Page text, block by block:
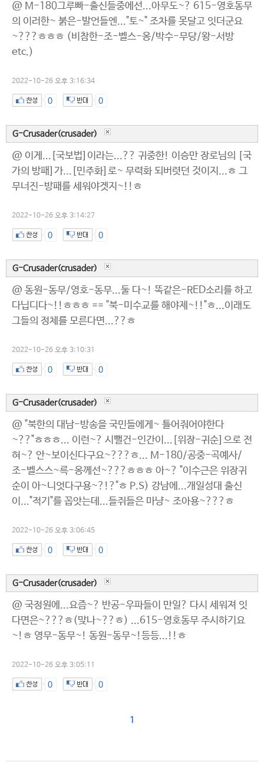
@ M-180그루빠-출신들중에선...아무도~? 615-영호동무
의 이러한~ 붉은-발언들엔..."토~" 조차를 못달고 잇더군요
~???ㅎㅎㅎ (비참한-조-벨스-옹/박수-무당/왕-서방
etc.)
2022-10-26 오후 3:16:34
0 0
G-Crusader(crusader)
@ 이게...[국보법]이라는...?? 귀중한! 이승만 장로님의 [국
가의 방패]가...[민주화]로~ 무력화 되버렷던 것이지...ㅎ 그
무너진-방패를 세워야겟지~!!ㅎ
2022-10-26 오후 3:14:27
0 0
G-Crusader(crusader)
@ 동원-동무/영호-동무...둘 다~! 똑같은-RED소리를 하고
다닙디다~!!ㅎㅎㅎ == "북-미수교를 해야제~!!"ㅎ...이래도
그들의 정체를 모른다면...??ㅎ
2022-10-26 오후 3:10:31
0 0
G-Crusader(crusader)
@ "북한의 대남-방송을 국민들에게~ 틀어줘어야한다
~??"ㅎㅎㅎ... 이런~? 시뻘건-인간이...[위장-귀순]으로 전
혀~? 안~보이신다구요~???ㅎ... M-180/공중-곡예사/
조-벨스스~륵-옹께선~???ㅎㅎㅎ 아~? "이수근은 위장귀
순이 아~니엇다구용~?!?"ㅎ P.S) 강남에...개일성대 출신
이..."적기"를 꼽앗는데...들쥐들은 마냥~ 조아용~???ㅎ
2022-10-26 오후 3:06:45
0 0
G-Crusader(crusader)
@ 국정원에...요즘~? 반공-우파들이 만일? 다시 세워져 잇
다면은~???ㅎ(맞나~??ㅎ) ...615-영호동무 주시하기요
~!ㅎ 영무-동무~! 동원-동무~!등등...!!ㅎ
2022-10-26 오후 3:05:11
0 0
1